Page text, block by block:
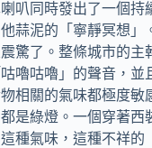
叭同時發出了一
蒜泥的「寧靜冥想
了。整條城市的
嚕咕嚕」的聲音
關的氣味都極度
是綠燈。一個穿著
種氣味，這種不祥